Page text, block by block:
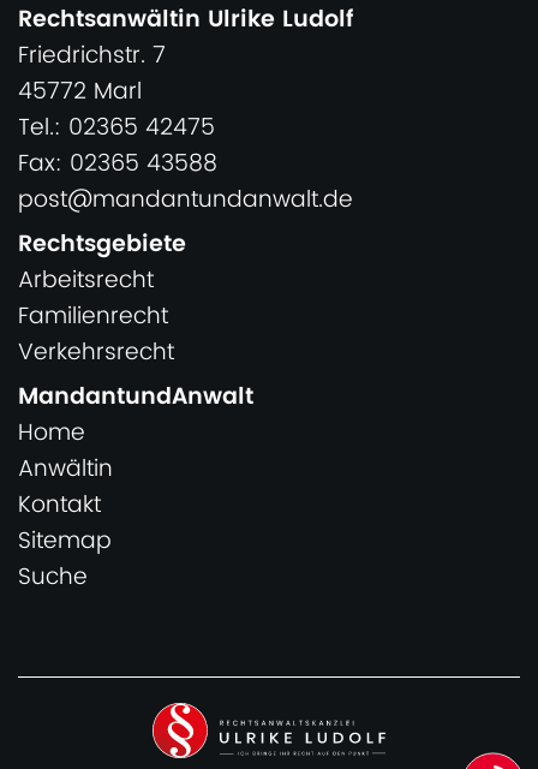
Rechtsanwältin Ulrike Ludolf
Friedrichstr. 7
45772 Marl
Tel.: 02365 42475
Fax: 02365 43588
post@mandantundanwalt.de
Rechtsgebiete
Arbeitsrecht
Familienrecht
Verkehrsrecht
MandantundAnwalt
Home
Anwältin
Kontakt
Sitemap
Suche